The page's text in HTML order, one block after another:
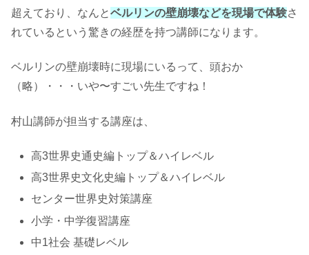
超えており、なんとベルリンの壁崩壊などを現場で体験さ
れているという驚きの経歴を持つ講師になります。
ベルリンの壁崩壊時に現場にいるって、頭おか
（略）・・・いや〜すごい先生ですね！
村山講師が担当する講座は、
高3世界史通史編トップ＆ハイレベル
高3世界史文化史編トップ＆ハイレベル
センター世界史対策講座
小学・中学復習講座
中1社会 基礎レベル